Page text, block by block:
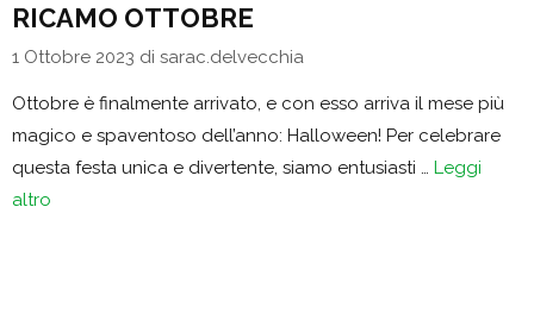
RICAMO OTTOBRE
1 Ottobre 2023 di sarac.delvecchia
Ottobre è finalmente arrivato, e con esso arriva il mese più
magico e spaventoso dell’anno: Halloween! Per celebrare
questa festa unica e divertente, siamo entusiasti … Leggi
altro